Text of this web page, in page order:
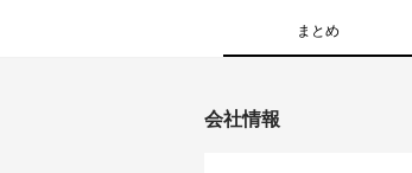
まとめ
会社情報